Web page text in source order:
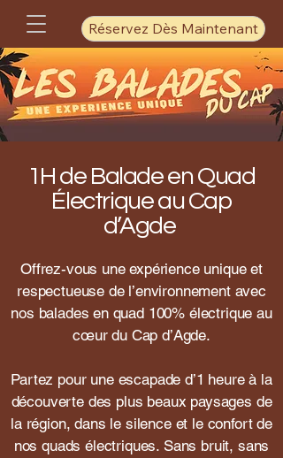
Réservez Dès Maintenant
1H de Balade en Quad
Électrique au Cap
d’Agde
Offrez-vous une expérience unique et
respectueuse de l’environnement avec
nos balades en quad 100% électrique au
cœur du Cap d’Agde.
Partez pour une escapade d’1 heure à la
découverte des plus beaux paysages de
la région, dans le silence et le confort de
nos quads électriques. Sans bruit, sans